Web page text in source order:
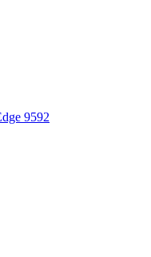
9592